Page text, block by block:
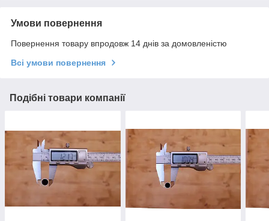
Умови повернення
Повернення товару впродовж 14 днів за домовленістю
Всі умови повернення
Подібні товари компанії